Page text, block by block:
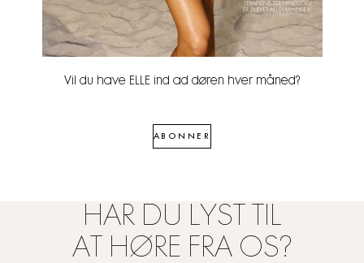
Vil du have ELLE ind ad døren hver måned?
ABONNER
HAR DU LYST TIL
AT HØRE FRA OS?